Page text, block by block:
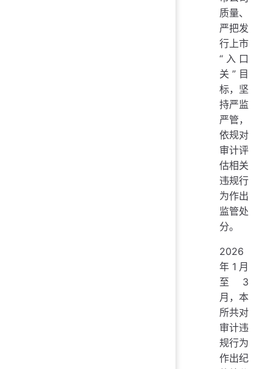
质量、
严把发
行上市
“入口
关”目
标，坚
持严监
严管，
依规对
审计评
估相关
违规行
为作出
监管处
分。
2026
年1月
至3
月，本
所共对
审计违
规行为
作出纪